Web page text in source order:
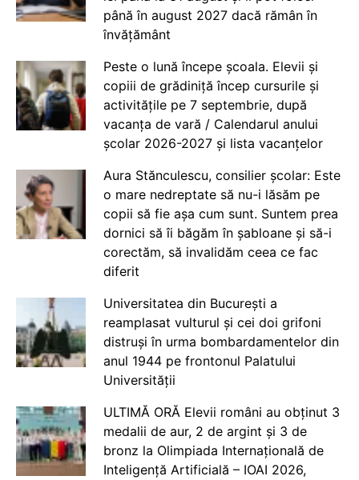
până în august 2027 dacă rămân în
învățământ
Peste o lună începe școala. Elevii și
copiii de grădiniță încep cursurile și
activitățile pe 7 septembrie, după
vacanța de vară / Calendarul anului
școlar 2026-2027 și lista vacanțelor
Aura Stănculescu, consilier școlar: Este
o mare nedreptate să nu-i lăsăm pe
copii să fie așa cum sunt. Suntem prea
dornici să îi băgăm în șabloane și să-i
corectăm, să invalidăm ceea ce fac
diferit
Universitatea din București a
reamplasat vulturul și cei doi grifoni
distruși în urma bombardamentelor din
anul 1944 pe frontonul Palatului
Universității
ULTIMĂ ORĂ Elevii români au obținut 3
medalii de aur, 2 de argint și 3 de
bronz la Olimpiada Internațională de
Inteligență Artificială – IOAI 2026,